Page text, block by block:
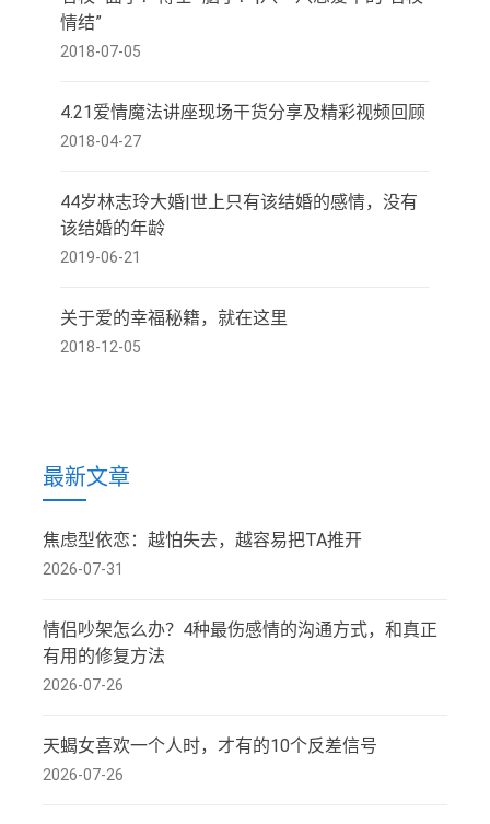
情结”
2018-07-05
4.21爱情魔法讲座现场干货分享及精彩视频回顾
2018-04-27
44岁林志玲大婚|世上只有该结婚的感情，没有
该结婚的年龄
2019-06-21
关于爱的幸福秘籍，就在这里
2018-12-05
最新文章
焦虑型依恋：越怕失去，越容易把TA推开
2026-07-31
情侣吵架怎么办？4种最伤感情的沟通方式，和真正
有用的修复方法
2026-07-26
天蝎女喜欢一个人时，才有的10个反差信号
2026-07-26